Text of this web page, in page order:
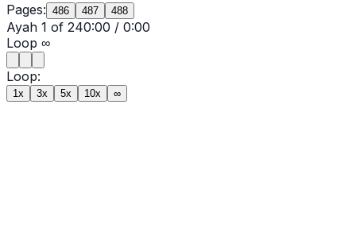
Pages: 486 487 488
Ayah 1 of 240:00 / 0:00
Loop ∞
Loop:
1x 3x 5x 10x ∞